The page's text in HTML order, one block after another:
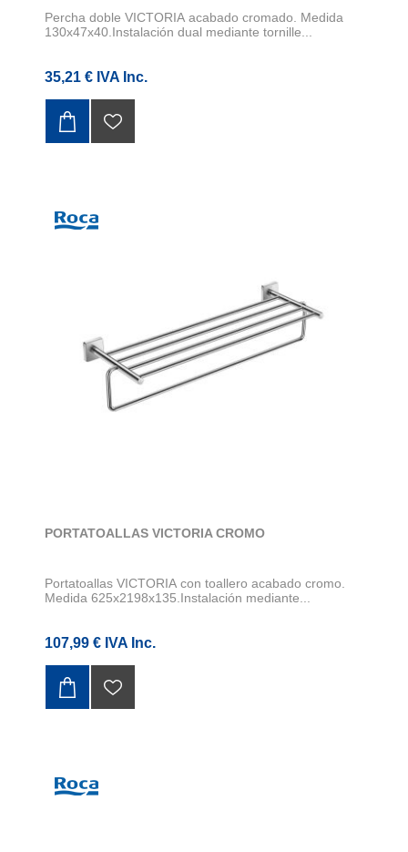
Percha doble VICTORIA acabado cromado. Medida
130x47x40.Instalación dual mediante tornille...
35,21 € IVA Inc.
PORTATOALLAS VICTORIA CROMO
Portatoallas VICTORIA con toallero acabado cromo.
Medida 625x2198x135.Instalación mediante...
107,99 € IVA Inc.